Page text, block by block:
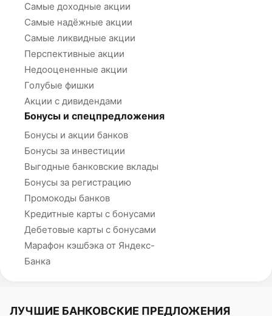
Самые доходные акции
Самые надёжные акции
Самые ликвидные акции
Перспективные акции
Недооцененные акции
Голубые фишки
Акции с дивидендами
Бонусы и спецпредложения
Бонусы и акции банков
Бонусы за инвестиции
Выгодные банковские вклады
Бонусы за регистрацию
Промокоды банков
Кредитные карты с бонусами
Дебетовые карты с бонусами
Марафон кэшбэка от Яндекс-
Банка
ЛУЧШИЕ БАНКОВСКИЕ ПРЕДЛОЖЕНИЯ